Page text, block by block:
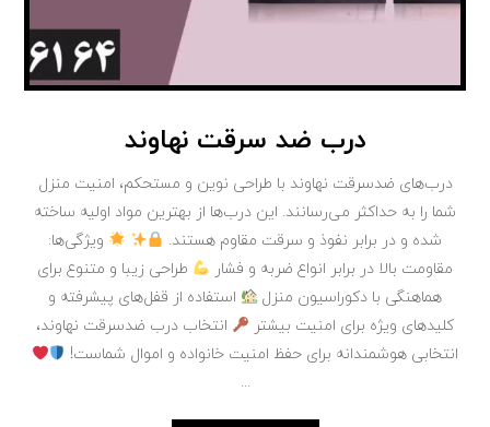
درب ضد سرقت نهاوند
درب‌های ضدسرقت نهاوند با طراحی نوین و مستحکم، امنیت منزل
شما را به حداکثر می‌رسانند. این درب‌ها از بهترین مواد اولیه ساخته
شده و در برابر نفوذ و سرقت مقاوم هستند.
ویژگی‌ها:
مقاومت بالا در برابر انواع ضربه و فشار
طراحی زیبا و متنوع برای
هماهنگی با دکوراسیون منزل
استفاده از قفل‌های پیشرفته و
کلیدهای ویژه برای امنیت بیشتر
انتخاب درب ضدسرقت نهاوند،
انتخابی هوشمندانه برای حفظ امنیت خانواده و اموال شماست!
...